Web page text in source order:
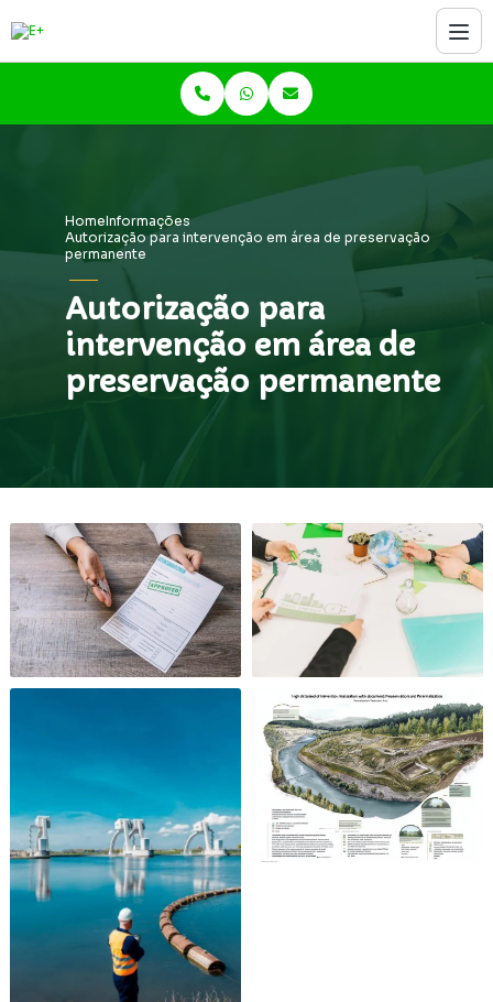
HomeInformações
Autorização para intervenção em área de preservação
permanente
Autorização para
intervenção em área de
preservação permanente